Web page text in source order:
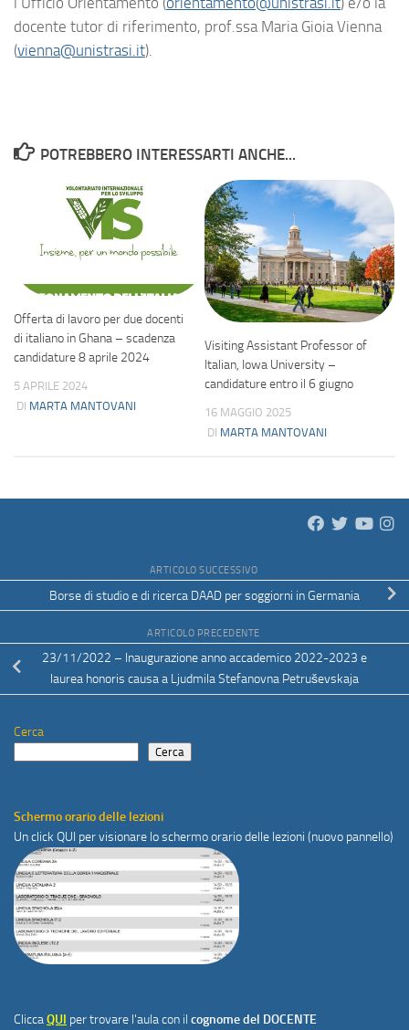
docente tutor di riferimento, prof.ssa Maria Gioia Vienna
(vienna@unistrasi.it).
POTREBBERO INTERESSARTI ANCHE...
Offerta di lavoro per due docenti
di italiano in Ghana – scadenza
candidature 8 aprile 2024
5 APRILE 2024
DI MARTA MANTOVANI
Visiting Assistant Professor of
Italian, Iowa University –
candidature entro il 6 giugno
16 MAGGIO 2025
DI MARTA MANTOVANI
ARTICOLO SUCCESSIVO
Borse di studio e di ricerca DAAD per soggiorni in Germania
ARTICOLO PRECEDENTE
23/11/2022 – Inaugurazione anno accademico 2022-2023 e
laurea honoris causa a Ljudmila Stefanovna Petruševskaja
Cerca
Cerca
Schermo orario delle lezioni
Un click QUI per visionare lo schermo orario delle lezioni (nuovo pannello)
CliccaQUI per trovare l'aula con il cognome del DOCENTE